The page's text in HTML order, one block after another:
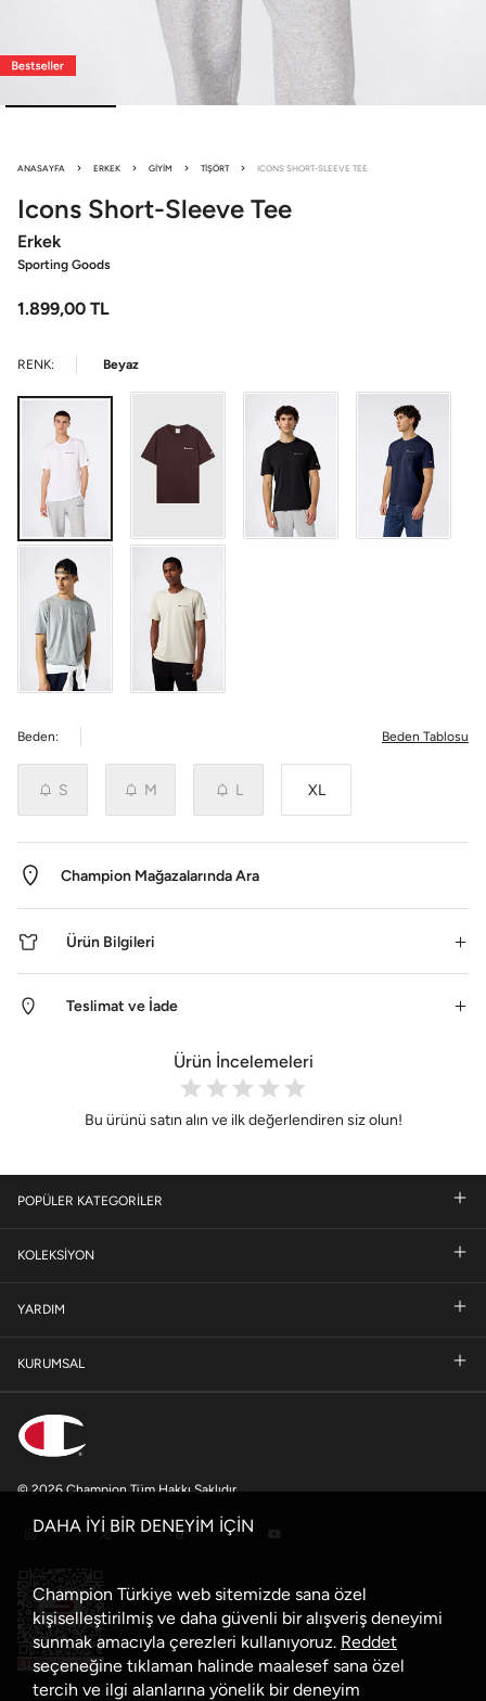
ANASAYFA ERKEK GIYIM TIŞÖRT ICONS SHORT-SLEEVE TEE
Icons Short-Sleeve Tee
Erkek
Sporting Goods
1.899,00 TL
RENK: Beyaz
Beden: Beden Tablosu
S M L XL
Champion Mağazalarında Ara
Ürün Bilgileri
Teslimat ve İade
Ürün İncelemeleri
Bu ürünü satın alın ve ilk değerlendiren siz olun!
POPÜLER KATEGORİLER
KOLEKSİYON
YARDIM
KURUMSAL
© 2026 Champion Tüm Hakkı Saklıdır
DAHA İYİ BİR DENEYİM İÇİN
Champion Türkiye web sitemizde sana özel
kişiselleştirilmiş ve daha güvenli bir alışveriş deneyimi
sunmak amacıyla çerezleri kullanıyoruz. Reddet
seçeneğine tıklaman halinde maalesef sana özel
tercih ve ilgi alanlarına yönelik bir deneyim